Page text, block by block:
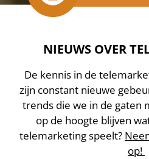
NIEUWS OVER
De kennis in de
zijn constant nieuwe
trends die we in de gaten
op de hoogte blijven
telemarketing speelt?
op!